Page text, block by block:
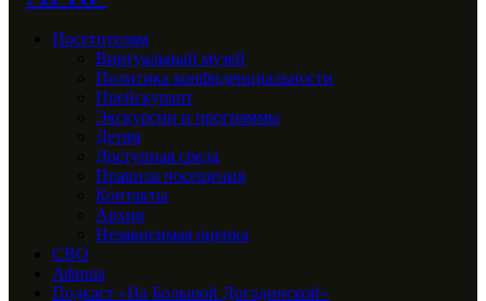
Посетителям
Виртуальный музей
Политика конфиденциальности
Прейскурант
Экскурсии и программы
Детям
Доступная среда
Правила посещения
Контакты
Архив
Независимая оценка
СВО
Афиша
Подкаст «На Большой Догадинской»